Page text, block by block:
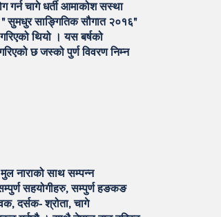
गर्न चागे धर्ती आमाकोश सस्था
सुमधुर साङ्गितिक सौगात २०१६"
थियो । यस बर्षको
छ जस्को पुर्ण विवरण निम्न
नाराको साथ सम्पन्न
सहयोगीहरु, सम्पुर्ण हङकङ
दर्सक- श्रोता, चागे